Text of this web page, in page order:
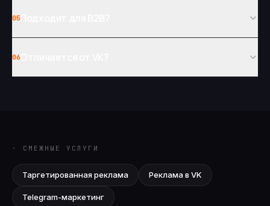
05Подходит для B2B?
06Отличается от VK?
· СМЕЖНЫЕ УСЛУГИ
Таргетированная реклама Реклама в VK
Telegram-маркетинг